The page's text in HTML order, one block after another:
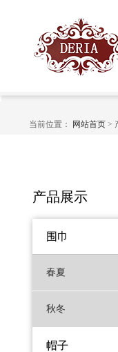
当前位置： 网站首页 >
产品展示
围巾
春夏
秋冬
帽子